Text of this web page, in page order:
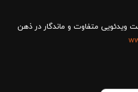
ویدئویی متفاوت و ماندگار در ذهن